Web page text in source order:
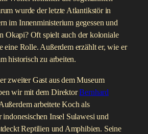
wurde der letzte Atlantikstör in
im Innenministerium gegessen und
Okapi? Oft spielt auch der koloniale
eine Rolle. Außerdem erzählt er, wie er
historisch zu arbeiten.
zweiter Gast aus dem Museum
wir mit dem DirektorBernhard
arbeitete Koch als
Insel Sulawesi und
Reptilien und Amphibien. Seine